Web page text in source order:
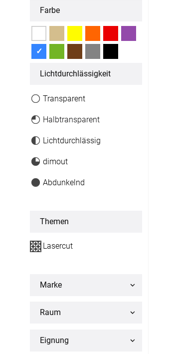
Raffrollo
Fertiggrößen
Gardinen
Lamellenvorhang
Farbe
✓
Licht­durchlässigkeit
Transparent
Halbtransparent
Lichtdurchlässig
dimout
Abdunkelnd
Themen
Lasercut
Marke
Raum
Eignung